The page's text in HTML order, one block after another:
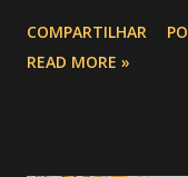
festa : a chegada do
do Circuito Rancho
COMPARTILHAR
READ MORE »